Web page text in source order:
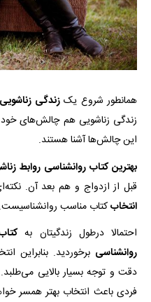
همانطور شروع یکزندگی زناشویی
زندگی زناشویی هم چالش‌های
این چالش‌ها آشنا هستند.
بهترین کتاب روانشناسی روابط
قبل از ازدواج و هم بعد آن.
انتخابکتاب مناسب روانشناسیست.
احتمالا درطول زندگیتان به
روانشناسی برخوردید. بنابراین
دقت و توجه بسیار بالایی
فردی باعث انتخاب بهتر همسر